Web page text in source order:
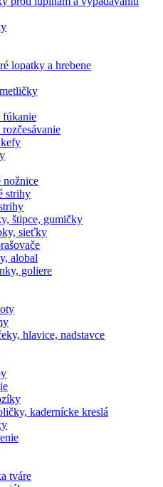
lopatky a hrebene
nožnice
strihy
štipce, gumičky
sieťky
alobal
goliere
hlavice, nadstavce
kadernícke kreslá
tváre